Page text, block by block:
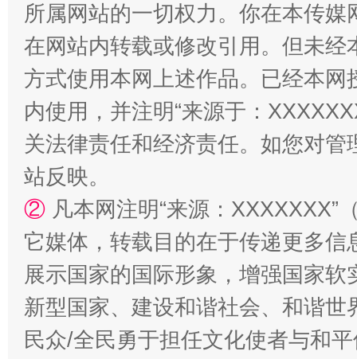
所属网站的一切权力。你在本传
在网站内转载或修改引用。但未
方式使用本网上述作品。已经本
内使用，并注明“来源于：
关法律责任和经济责任。如您对
站反映。
② 凡本网注明“来源：
它媒体，转载目的在于传递更多
展示国家的国际形象，增强国家
新型国家、建设和谐社会、和谐
民众/全民勇于担任文化使者与和